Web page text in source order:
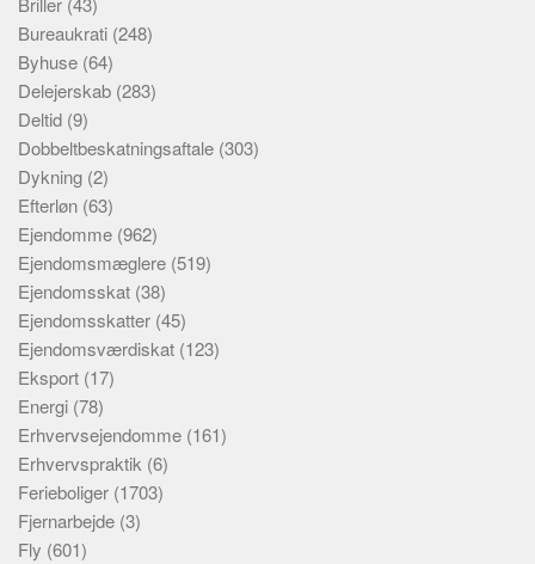
Bureaukrati (248)
Byhuse (64)
Delejerskab (283)
Deltid (9)
Dobbeltbeskatningsaftale (303)
Dykning (2)
Efterløn (63)
Ejendomme (962)
Ejendomsmæglere (519)
Ejendomsskat (38)
Ejendomsskatter (45)
Ejendomsværdiskat (123)
Eksport (17)
Energi (78)
Erhvervsejendomme (161)
Erhvervspraktik (6)
Ferieboliger (1703)
Fjernarbejde (3)
Fly (601)